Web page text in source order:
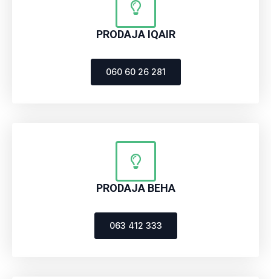
PRODAJA IQAIR
060 60 26 281
PRODAJA BEHA
063 412 333